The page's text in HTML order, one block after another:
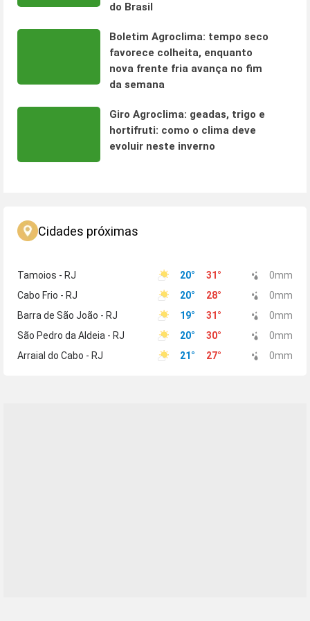
do Brasil
Boletim Agroclima: tempo seco
favorece colheita, enquanto
nova frente fria avança no fim
da semana
Giro Agroclima: geadas, trigo e
hortifruti: como o clima deve
evoluir neste inverno
Cidades próximas
Tamoios - RJ 20° 31 ° 0mm
Cabo Frio - RJ
20° 28° 0mm
Barra de São João - RJ
19° 31 ° 0mm
São Pedro da Aldeia - RJ
20° 30° 0mm
Arraial do Cabo - RJ
21° 27° 0mm